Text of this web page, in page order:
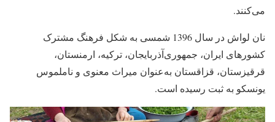
می‌کنند.
نان لواش در سال 1396 شمسی به شکل فرهنگ مشترک
کشورهای ایران، جمهوری‌آذربایجان، ترکیه، ارمنستان،
قرقیزستان، قزاقستان به‌عنوان میراث معنوی و ناملموس
یونسکو به ثبت رسیده است.